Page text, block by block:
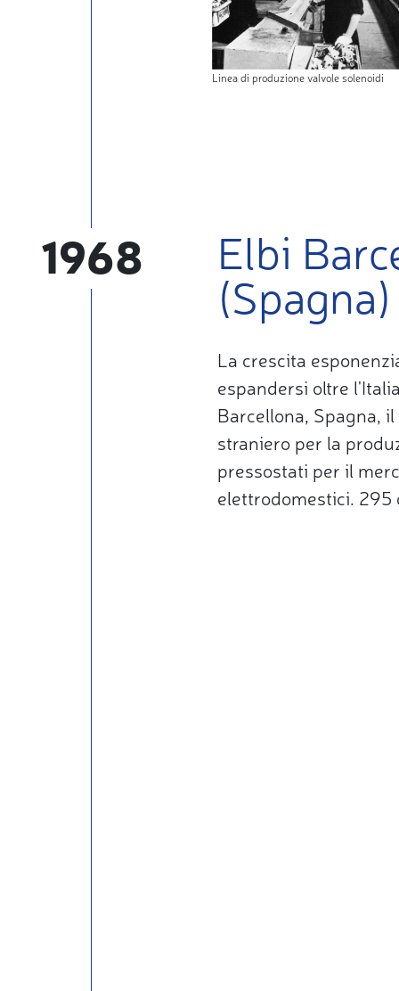
Linea di produzione valvole solenoidi
1968 Elbi
(Spagna)
La crescita
espandersi oltre
Barcellona, Spagna,
straniero per la
pressostati per il
elettrodomestici. 295